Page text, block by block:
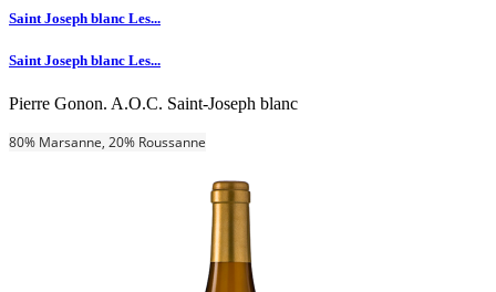
Saint Joseph blanc Les...
Saint Joseph blanc Les...
Pierre Gonon. A.O.C. Saint-Joseph blanc
80% Marsanne, 20% Roussanne